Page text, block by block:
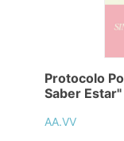
Protocolo
Saber Estar"
AA.VV